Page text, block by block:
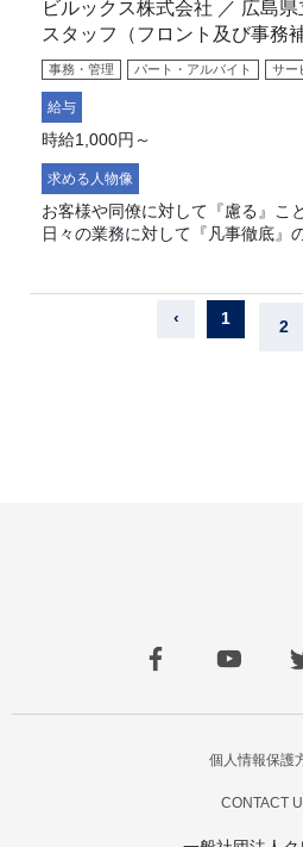
ビルックス株式会社 ／ 広島
スタッフ（フロント及び事務補
事務・管理 パート・アルバイト サー
給与
時給1,000円～
求める人物像
お客様や同僚に対して『慮る』こ
日々の業務に対して『凡事徹底』
‹ 1 2
個人情報保護
CONTACT